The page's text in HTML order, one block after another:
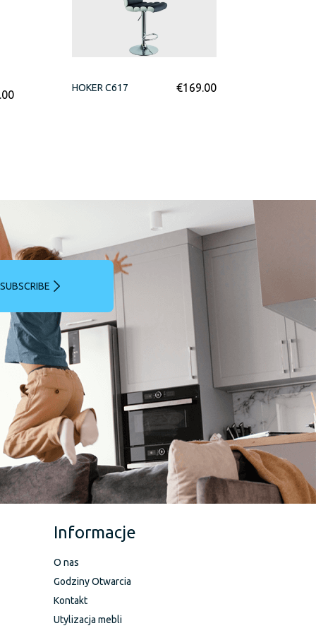
HOKER C617 €169.00
SUBSCRIBE
Informacje
O nas
Godziny Otwarcia
Kontakt
Utylizacja mebli